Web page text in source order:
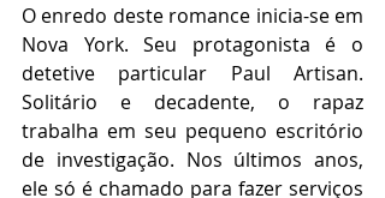
O enredo deste romance inicia-se em
Nova York. Seu protagonista é o
detetive particular Paul Artisan.
Solitário e decadente, o rapaz
trabalha em seu pequeno escritório
de investigação. Nos últimos anos,
ele só é chamado para fazer serviços